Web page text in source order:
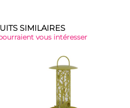
SIMILAIRES
vous intéresser